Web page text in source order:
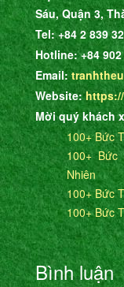
Sáu, Quận 3,
Tel: +84 2 839
Hotline: +84 902
Email:
Website:
Mời quý khách
100+ Bức
100+ Bức
Nhiên
100+ Bức
100+ Bức
Bình luận